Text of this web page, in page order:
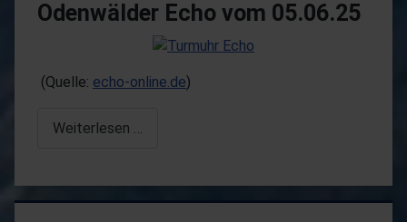
Odenwälder Echo vom 05.06.25
(Quelle: echo-online.de)
Weiterlesen …